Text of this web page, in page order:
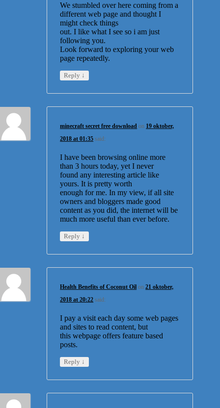
We stumbled over here coming from a
different web page and thought I
might check things
out. I like what I see so i am just
following you.
Look forward to exploring your web
page repeatedly.
Reply ↓
minecraft secret free download on 19 oktober,
2018 at 01:35 said:
I have been browsing online more
than 3 hours today, yet I never
found any interesting article like
yours. It is pretty worth
enough for me. In my view, if all site
owners and bloggers made good
content as you did, the internet will be
much more useful than ever before.
Reply ↓
Health Benefits of Coconut Oil on21 oktober,
2018 at 20:22 said:
I pay a visit each day some web pages
and sites to read content, but
this webpage offers feature based
posts.
Reply ↓